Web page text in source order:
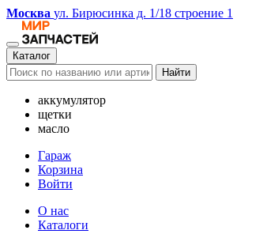
Москва ул. Бирюсинка д. 1/18 строение 1
Каталог
Найти
аккумулятор
щетки
масло
Гараж
Корзина
Войти
О нас
Каталоги